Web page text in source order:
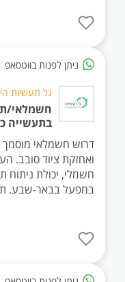
ניתן לפנות בווטסאפ
גל תעשיות
חשמלאי/
בתעשייה
דרוש חשמלאי מוסמך
ואחזקת ציוד סובב.
חשמלי, יכולת ניתוח
במפעל בבאר-שבע.